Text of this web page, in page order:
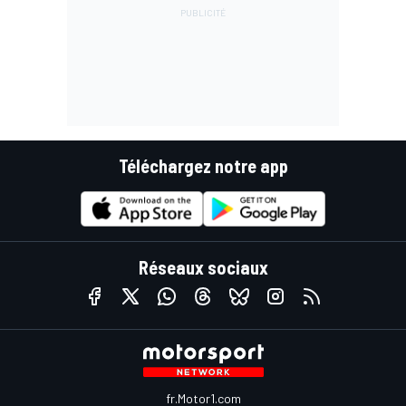
Téléchargez notre app
Réseaux sociaux
fr.Motor1.com